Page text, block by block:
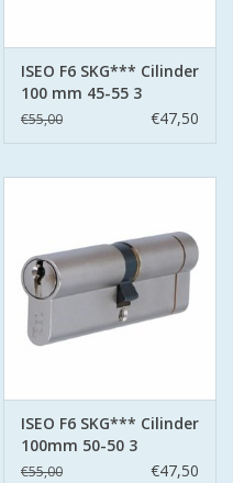
ISEO F6 SKG*** Cilinder
100 mm 45-55 3
sleutels
€55,00 €47,50
ISEO F6 SKG*** Cilinder
100mm 50-50 3
sleutels
€55,00 €47,50